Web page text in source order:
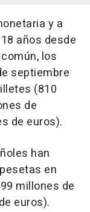
y a
años desde
los
septiembre
(810
de
de euros).
han
en
millones de
euros).